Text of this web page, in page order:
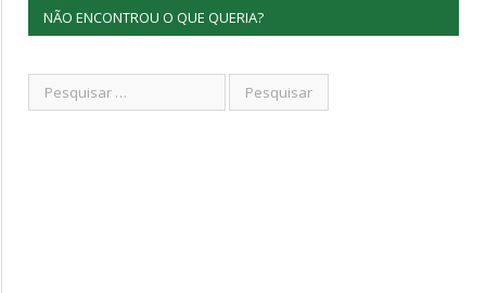
NÃO ENCONTROU O QUE QUERIA?